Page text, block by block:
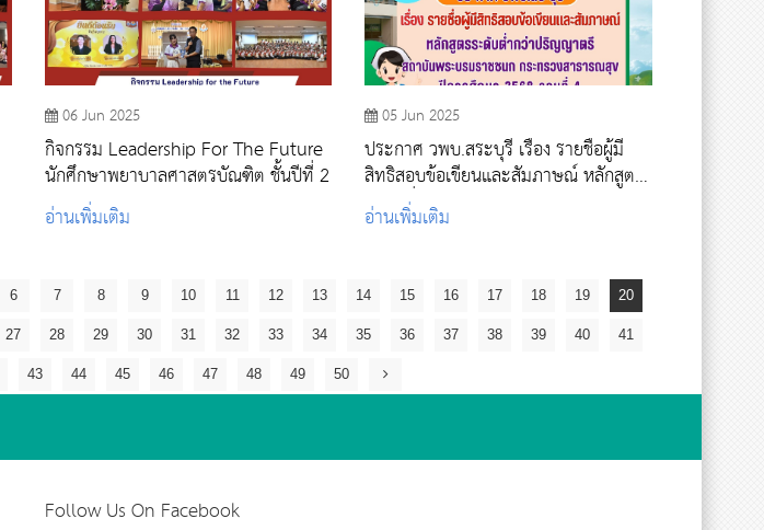
06 Jun 2025
กิจกรรม Leadership For The Future
นักศึกษาพยาบาลศาสตรบัณฑิต ชั้นปีที่ 2
อ่านเพิ่มเติม
05 Jun 2025
ประกาศ วพบ.สระบุรี เรื่อง รายชื่อผู้มี
สิทธิสอบข้อเขียนและสัมภาษณ์ หลักสูตร
ระดับต่ำกว่าปริญญาตรี สถาบันพระบรม
ราชชนก กระทรวงสาธารณสุข ปีการ
อ่านเพิ่มเติม
6 7 8 9 10 11 12 13 14 15 16 17 18 19 20
27 28 29 30 31 32 33 34 35 36 37 38 39 40 41
43 44 45 46 47 48 49 50
Follow Us On Facebook